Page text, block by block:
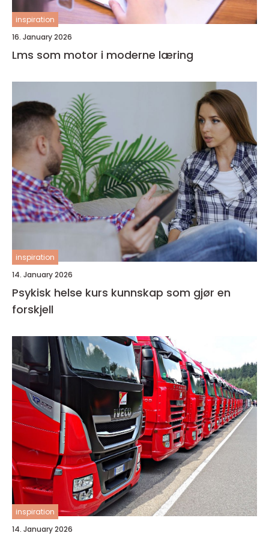
inspiration
16. January 2026
Lms som motor i moderne læring
inspiration
14. January 2026
Psykisk helse kurs kunnskap som gjør en
forskjell
inspiration
14. January 2026